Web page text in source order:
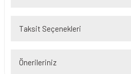
Taksit Seçenekleri
Önerileriniz